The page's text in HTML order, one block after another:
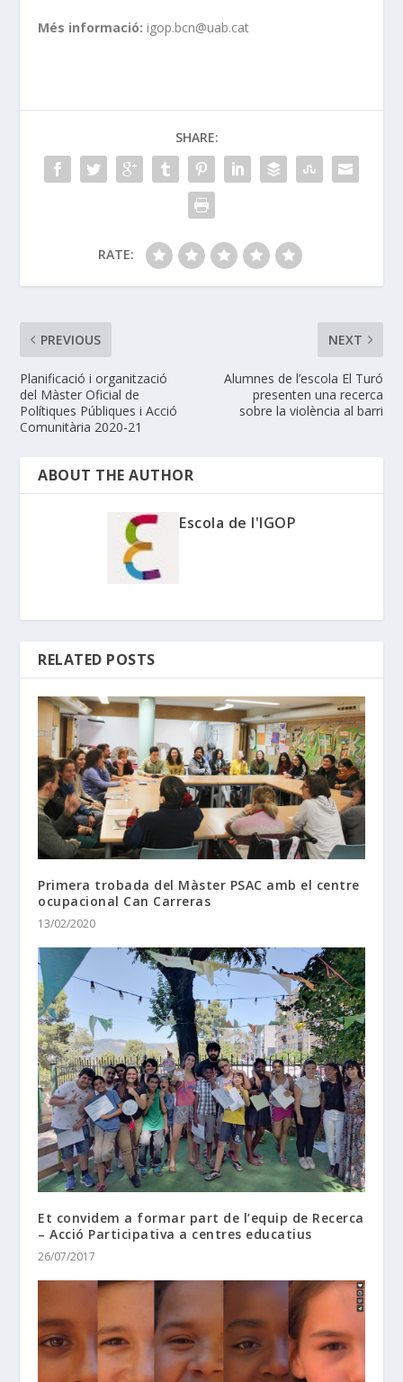
Més informació: igop.bcn@uab.cat
SHARE:
RATE:
PREVIOUS
Planificació i organització
del Màster Oficial de
Polítiques Públiques i Acció
Comunitària 2020-21
NEXT
Alumnes de l’escola El Turó
presenten una recerca
sobre la violència al barri
ABOUT THE AUTHOR
Escola de l'IGOP
RELATED POSTS
Primera trobada del Màster PSAC amb el centre
ocupacional Can Carreras
13/02/2020
Et convidem a formar part de l’equip de Recerca
– Acció Participativa a centres educatius
26/07/2017